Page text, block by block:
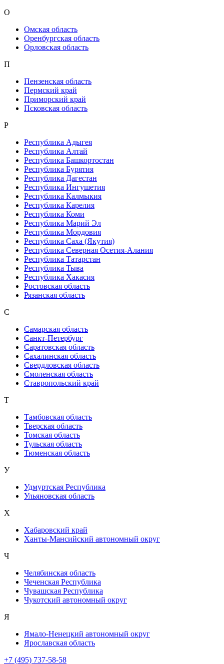
О
Омская область
Оренбургская область
Орловская область
П
Пензенская область
Пермский край
Приморский край
Псковская область
Р
Республика Адыгея
Республика Алтай
Республика Башкортостан
Республика Бурятия
Республика Дагестан
Республика Ингушетия
Республика Калмыкия
Республика Карелия
Республика Коми
Республика Марий Эл
Республика Мордовия
Республика Саха (Якутия)
Республика Северная Осетия-Алания
Республика Татарстан
Республика Тыва
Республика Хакасия
Ростовская область
Рязанская область
С
Самарская область
Санкт-Петербург
Саратовская область
Сахалинская область
Свердловская область
Смоленская область
Ставропольский край
Т
Тамбовская область
Тверская область
Томская область
Тульская область
Тюменская область
У
Удмуртская Республика
Ульяновская область
Х
Хабаровский край
Ханты-Мансийский автономный округ
Ч
Челябинская область
Чеченская Республика
Чувашская Республика
Чукотский автономный округ
Я
Ямало-Ненецкий автономный округ
Ярославская область
+7 (495) 737-58-58